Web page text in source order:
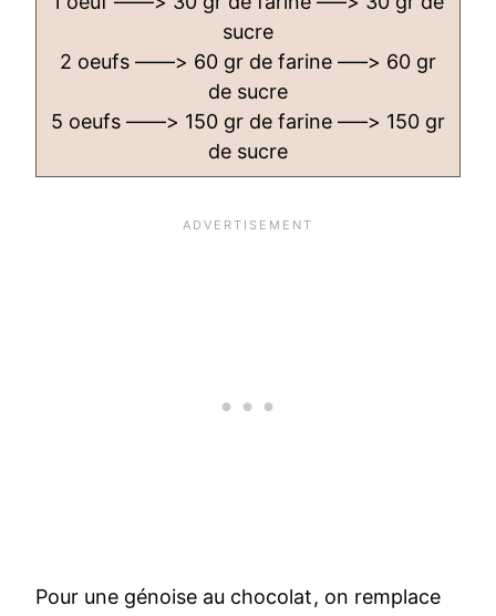
sucre
2 oeufs ——> 60 gr de farine —–> 60 gr
de sucre
5 oeufs ——> 150 gr de farine —–> 150 gr
de sucre
Pour une génoise au chocolat, on remplace